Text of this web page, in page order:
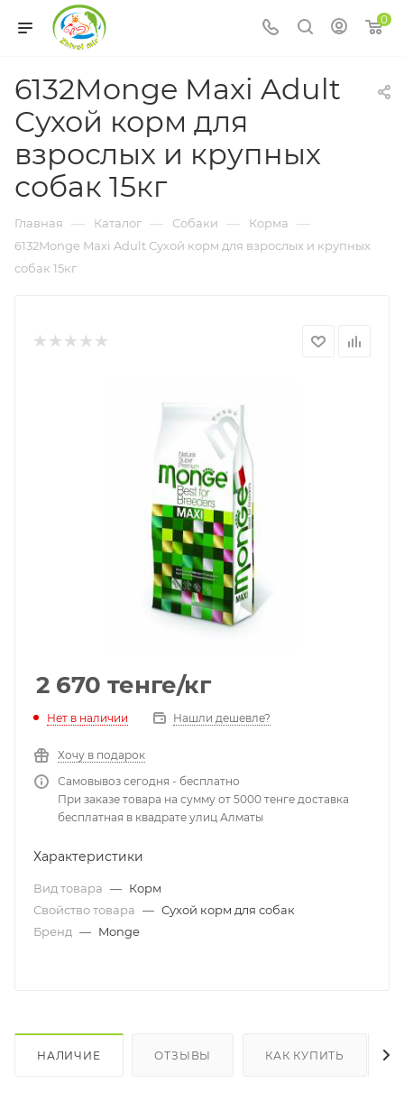
0
6132Monge Maxi Adult
Сухой корм для
взрослых и крупных
собак 15кг
Главная — Каталог — Собаки — Корма —
6132Monge Maxi Adult Сухой корм для взрослых и крупных
собак 15кг
2 670 тенге/кг
Нет в наличии Нашли дешевле?
Хочу в подарок
Самовывоз сегодня - бесплатно
При заказе товара на сумму от 5000 тенге доставка
бесплатная в квадрате улиц Алматы
Характеристики
Вид товара — Корм
Свойство товара — Сухой корм для собак
Бренд — Monge
НАЛИЧИЕ ОТЗЫВЫ КАК КУПИТЬ